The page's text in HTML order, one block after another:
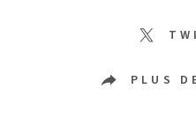
PLUS